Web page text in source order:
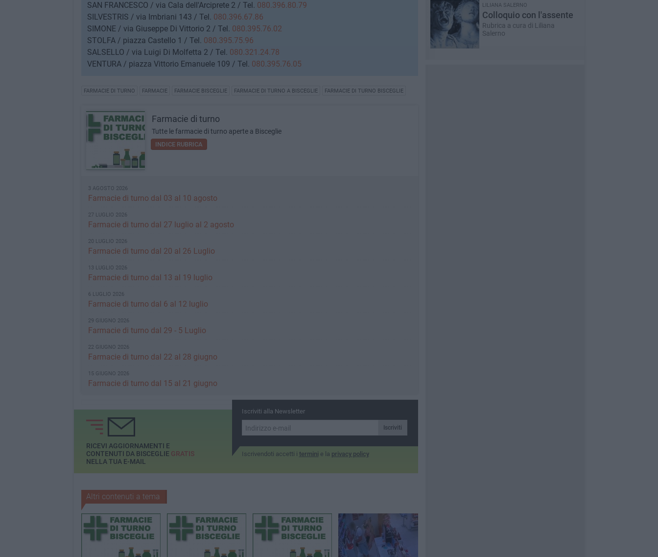
SAN FRANCESCO / via Cala dell'Arciprete 2 / Tel. 080.396.80.79
SILVESTRIS / via Imbriani 143 / Tel. 080.396.67.86
SIMONE / via Giuseppe Di Vittorio 2 / Tel. 080.395.76.02
STOLFA / piazza Castello 1 / Tel. 080.395.75.96
SALSELLO / via Luigi Di Molfetta 2 / Tel. 080.321.24.78
VENTURA / piazza Vittorio Emanuele 109 / Tel. 080.395.76.05
FARMACIE DI TURNO FARMACIE FARMACIE BISCEGLIE FARMACIE DI TURNO A BISCEGLIE FARMACIE DI TURNO BISCEGLIE
Farmacie di turno
Tutte le farmacie di turno aperte a Bisceglie
INDICE RUBRICA
3 AGOSTO 2026
Farmacie di turno dal 03 al 10 agosto
27 LUGLIO 2026
Farmacie di turno dal 27 luglio al 2 agosto
20 LUGLIO 2026
Farmacie di turno dal 20 al 26 Luglio
13 LUGLIO 2026
Farmacie di turno dal 13 al 19 luglio
6 LUGLIO 2026
Farmacie di turno dal 6 al 12 luglio
29 GIUGNO 2026
Farmacie di turno dal 29 - 5 Luglio
22 GIUGNO 2026
Farmacie di turno dal 22 al 28 giugno
15 GIUGNO 2026
Farmacie di turno dal 15 al 21 giugno
Iscriviti alla Newsletter
Iscriviti
Iscrivendoti accetti i termini e la privacy policy
RICEVI AGGIORNAMENTI E
CONTENUTI DA BISCEGLIE GRATIS
NELLA TUA E-MAIL
Altri contenuti a tema
LILIANA SALERNO
Colloquio con l'assente
Rubrica a cura di Liliana
Salerno